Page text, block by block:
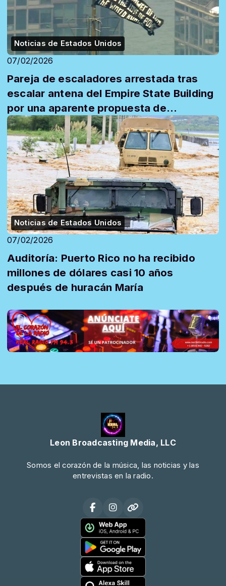
Noticias de Estados Unidos
07/02/2026
Pareja de escaladores arrestada tras
escalar antena del Empire State Building
por una aparente propuesta de
matrimonio
Noticias de Estados Unidos
07/02/2026
Auditoría: Puerto Rico no ha recibido
millones de dólares casi 10 años
después de huracán María
Leon Broadcasting Media, LLC
Somos el corazón de la música, las noticias y las
entrevistas en la radio.